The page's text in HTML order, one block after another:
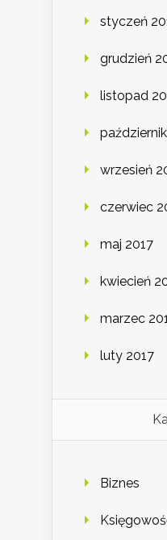
styczeń
grudzień
listopad
wrzesień
czerwiec
maj 2017
kwiecień
marzec
luty 2017
Biznes